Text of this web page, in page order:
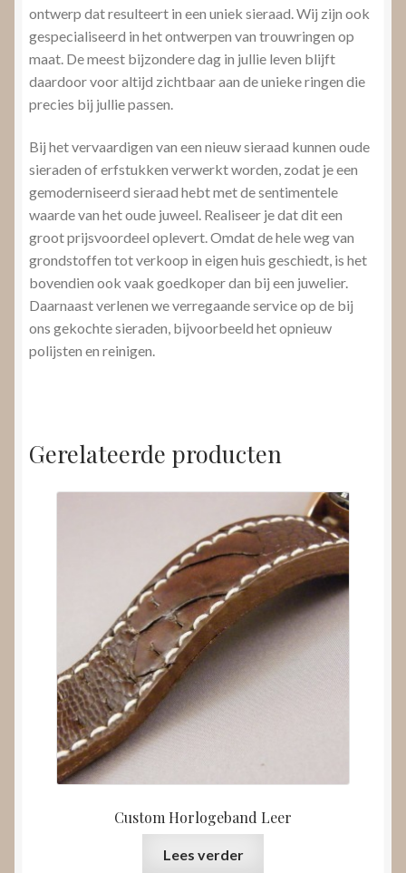
ontwerp dat resulteert in een uniek sieraad. Wij zijn ook
gespecialiseerd in het ontwerpen van trouwringen op
maat. De meest bijzondere dag in jullie leven blijft
daardoor voor altijd zichtbaar aan de unieke ringen die
precies bij jullie passen.
Bij het vervaardigen van een nieuw sieraad kunnen oude
sieraden of erfstukken verwerkt worden, zodat je een
gemoderniseerd sieraad hebt met de sentimentele
waarde van het oude juweel. Realiseer je dat dit een
groot prijsvoordeel oplevert. Omdat de hele weg van
grondstoffen tot verkoop in eigen huis geschiedt, is het
bovendien ook vaak goedkoper dan bij een juwelier.
Daarnaast verlenen we verregaande service op de bij
ons gekochte sieraden, bijvoorbeeld het opnieuw
polijsten en reinigen.
Gerelateerde producten
Custom Horlogeband Leer
Lees verder